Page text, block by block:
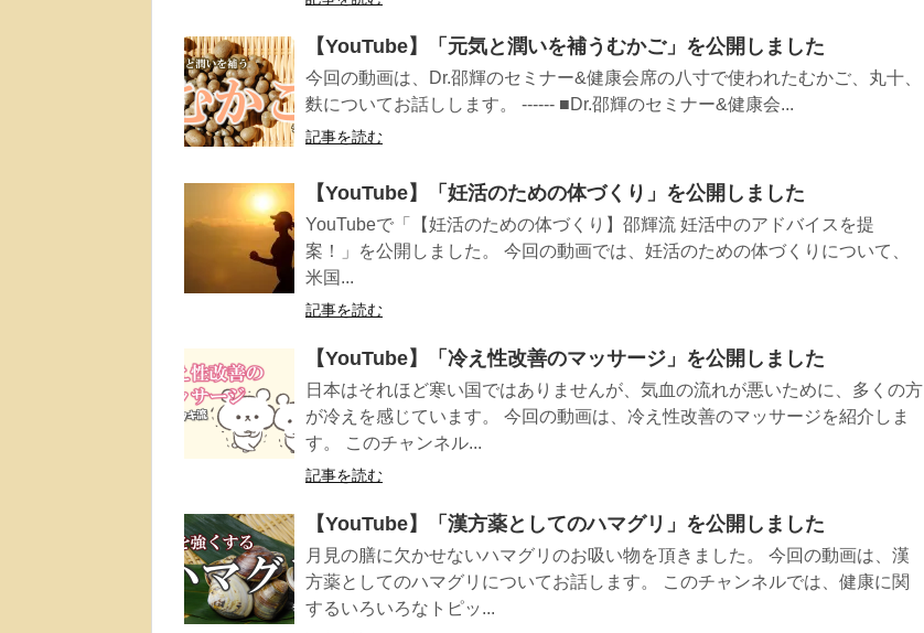
【YouTube】「元気と潤いを補うむかご」を公開しました
今回の動画は、Dr.邵輝のセミナー&健康会席の八寸で使われたむかご、丸十、
麩についてお話しします。 ------ ■Dr.邵輝のセミナー&健康会...
記事を読む
【YouTube】「妊活のための体づくり」を公開しました
YouTubeで「【妊活のための体づくり】邵輝流 妊活中のアドバイスを提
案！」を公開しました。 今回の動画では、妊活のための体づくりについて、
米国...
記事を読む
【YouTube】「冷え性改善のマッサージ」を公開しました
日本はそれほど寒い国ではありませんが、気血の流れが悪いために、多くの方
が冷えを感じています。 今回の動画は、冷え性改善のマッサージを紹介しま
す。 このチャンネル...
記事を読む
【YouTube】「漢方薬としてのハマグリ」を公開しました
月見の膳に欠かせないハマグリのお吸い物を頂きました。 今回の動画は、漢
方薬としてのハマグリについてお話します。 このチャンネルでは、健康に関
するいろいろなトピッ...